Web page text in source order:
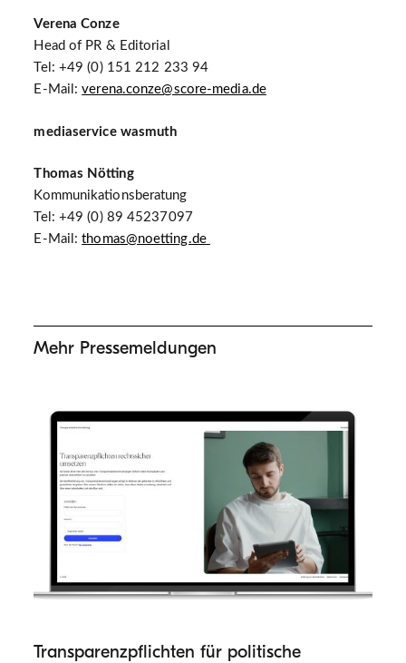
Verena Conze
Head of PR & Editorial
Tel: +49 (0) 151 212 233 94
E-Mail:verena.conze@score-media.de
mediaservice wasmuth
Thomas Nötting
Kommunikationsberatung
Tel: +49 (0) 89 45237097
E-Mail:thomas@noetting.de
Mehr Pressemeldungen
Transparenzpflichten für politische